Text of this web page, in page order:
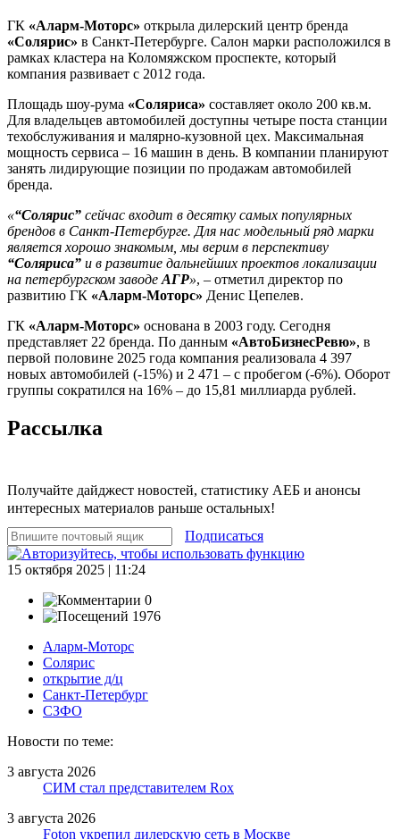
ГК «Аларм-Моторс» открыла дилерский центр бренда
«Солярис» в Санкт-Петербурге. Салон марки расположился в
рамках кластера на Коломяжском проспекте, который
компания развивает с 2012 года.
Площадь шоу-рума «Соляриса» составляет около 200 кв.м.
Для владельцев автомобилей доступны четыре поста станции
техобслуживания и малярно-кузовной цех. Максимальная
мощность сервиса – 16 машин в день. В компании планируют
занять лидирующие позиции по продажам автомобилей
бренда.
«“Солярис” сейчас входит в десятку самых популярных
брендов в Санкт-Петербурге. Для нас модельный ряд марки
является хорошо знакомым, мы верим в перспективу
“Соляриса” и в развитие дальнейших проектов локализации
на петербургском заводе АГР», – отметил директор по
развитию ГК «Аларм-Моторс» Денис Цепелев.
ГК «Аларм-Моторс» основана в 2003 году. Сегодня
представляет 22 бренда. По данным «АвтоБизнесРевю», в
первой половине 2025 года компания реализовала 4 397
новых автомобилей (-15%) и 2 471 – с пробегом (-6%). Оборот
группы сократился на 16% – до 15,81 миллиарда рублей.
Рассылка
Получайте дайджест новостей, статистику АЕБ и анонсы
интересных материалов раньше остальных!
Подписаться
15 октября 2025 | 11:24
0
1976
Аларм-Моторс
Солярис
открытие д/ц
Санкт-Петербург
СЗФО
Новости по теме:
3 августа 2026
СИМ стал представителем Rox
3 августа 2026
Foton укрепил дилерскую сеть в Москве